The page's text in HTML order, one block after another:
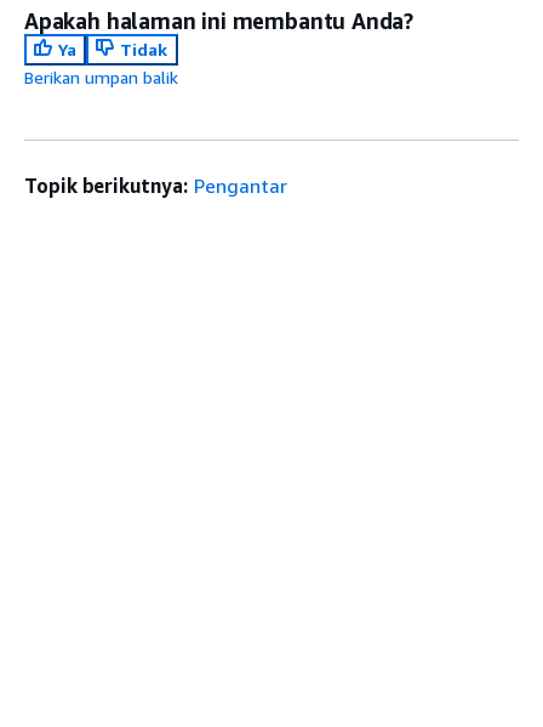
Apakah halaman ini membantu Anda?
Ya
Tidak
Berikan umpan balik
Topik berikutnya: Pengantar